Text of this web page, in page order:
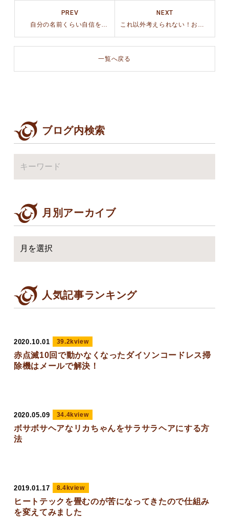
NEXT
PREV
一覧へ戻る
ブログ内検索
月別アーカイブ
人気記事ランキング
2020.10.01 39.2kview
赤点滅10回で動かなくなったダイソンコードレス掃
除機はメールで解決！
2020.05.09 34.4kview
ボサボサヘアなリカちゃんをサラサラヘアにする方
法
2019.01.17 8.4kview
ヒートテックを畳むのが苦になってきたので仕組み
を変えてみました